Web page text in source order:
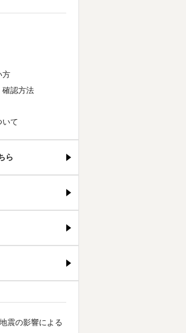
方
確認方法
いて
ら
震の影響による